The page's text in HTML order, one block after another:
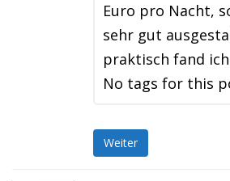
Euro pro Nacht,
sehr gut
praktisch fand
No tags for this
Weiter